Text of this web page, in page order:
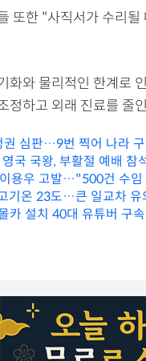
또한 "사직서가 수리
화와 물리적인 한계로
정하고 외래 진료를 줄
권 심판…9번 찍어 나라
영국 국왕, 부활절 예배 참
용우 고발…"500건 수임
기온 23도…큰 일교차 유
카 설치 40대 유튜버 구속